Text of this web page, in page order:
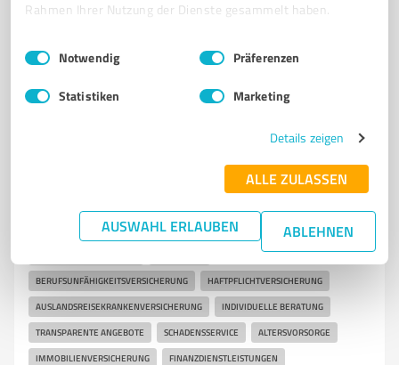
Rahmen Ihrer Nutzung der Dienste gesammelt haben.
Impressum Datenschutzbestimmungen
Einwilligungsauswahl
Notwendig Präferenzen
Statistiken Marketing
Details zeigen
ALLE ZULASSEN
AUSWAHL ERLAUBEN ABLEHNEN
29 Bewertungen (1 Quelle)
Versicherungsmakler Panagiotis Karaolanis
Partner für individuelle Versich
BERUFSUNFÄHIGKEITSVERSICHERUNG HAFTPFLICHTVERSICHERUNG
AUSLANDSREISEKRANKENVERSICHERUNG INDIVIDUELLE BERATUNG
TRANSPARENTE ANGEBOTE SCHADENSSERVICE ALTERSVORSORGE
IMMOBILIENVERSICHERUNG FINANZDIENSTLEISTUNGEN